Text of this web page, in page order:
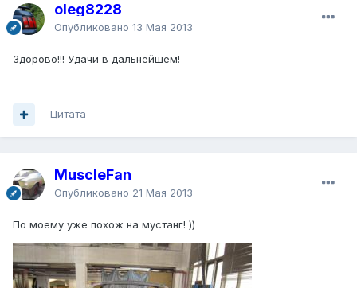
oleg8228
Опубликовано 13 Мая 2013
Здорово!!! Удачи в дальнейшем!
Цитата
MuscleFan
Опубликовано 21 Мая 2013
По моему уже похож на мустанг! ))